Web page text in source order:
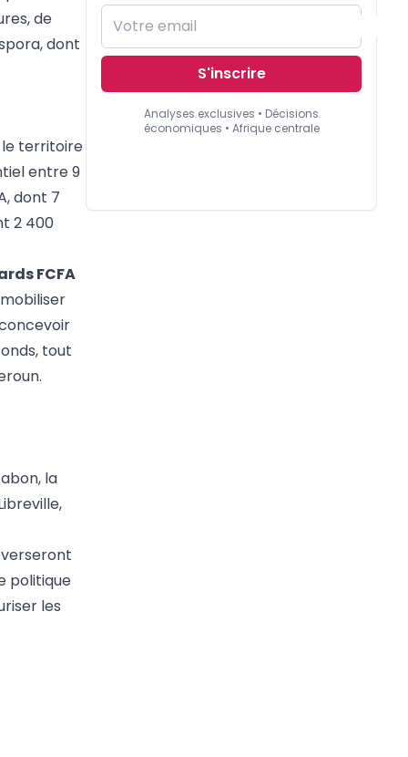
de
dont
le territoire
entre 9
dont 7
2 400
FCFA
tout
la
politique
les
S'inscrire
Analyses exclusives • Décisions
économiques • Afrique centrale